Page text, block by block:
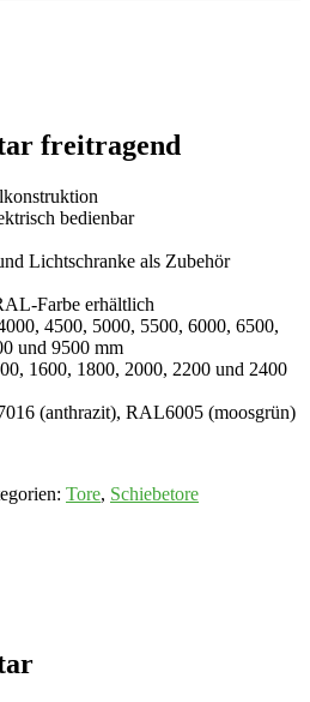
freitragend
bedienbar
Lichtschranke als Zubehör
Farbe erhältlich
4500, 5000, 5500, 6000, 6500,
und 9500 mm
1600, 1800, 2000, 2200 und 2400
(anthrazit), RAL6005 (moosgrün)
Tore, Schiebetore